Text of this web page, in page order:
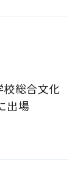
総合文化
出場